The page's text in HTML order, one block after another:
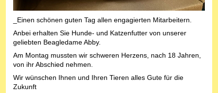
_Einen schönen guten Tag allen engagierten Mitarbeitern.
Anbei erhalten Sie Hunde- und Katzenfutter von unserer
geliebten Beagledame Abby.
Am Montag mussten wir schweren Herzens, nach 18 Jahren,
von ihr Abschied nehmen.
Wir wünschen Ihnen und Ihren Tieren alles Gute für die
Zukunft